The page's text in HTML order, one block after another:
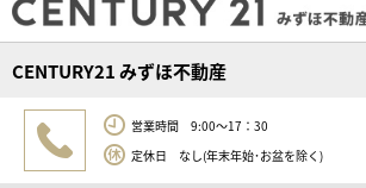
CENTURY21 みずほ不動産
営業時間 9:00～17：30
定休日 なし(年末年始･お盆を除く)